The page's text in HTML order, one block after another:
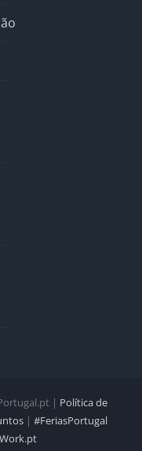
| Política de
| #FeriasPortugal